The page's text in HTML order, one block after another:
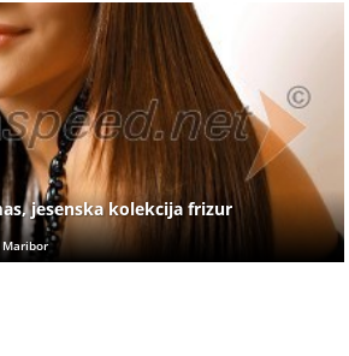
jesenska kolekcija frizur
Maribor